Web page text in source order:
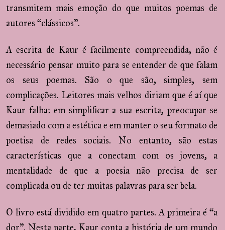
transmitem mais emoção do que muitos poemas de
autores “clássicos”.
A escrita de Kaur é facilmente compreendida, não é
necessário pensar muito para se entender de que falam
os seus poemas. São o que são, simples, sem
complicações. Leitores mais velhos diriam que é aí que
Kaur falha: em simplificar a sua escrita, preocupar-se
demasiado com a estética e em manter o seu formato de
poetisa de redes sociais. No entanto, são estas
características que a conectam com os jovens, a
mentalidade de que a poesia não precisa de ser
complicada ou de ter muitas palavras para ser bela.
O livro está dividido em quatro partes. A primeira é “a
dor”. Nesta parte, Kaur conta a história de um mundo